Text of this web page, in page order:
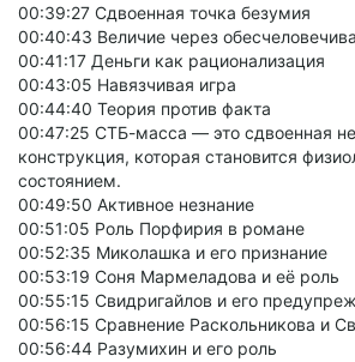
00:39:27 Сдвоенная точка безумия
00:40:43 Величие через
00:41:17 Деньги как рационализация
00:43:05 Навязчивая игра
00:44:40 Теория против факта
00:47:25 СТБ-масса — это сдвоенная
конструкция, которая становится
состоянием.
00:49:50 Активное незнание
00:51:05 Роль Порфирия в романе
00:52:35 Миколашка и его признание
00:53:19 Соня Мармеладова и её роль
00:55:15 Свидригайлов и его
00:56:15 Сравнение Раскольникова и
00:56:44 Разумихин и его роль